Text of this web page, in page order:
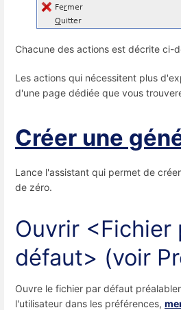
Chacune des actions est décrite ci-
Les actions qui nécessitent plus
d'une page dédiée que vous
Créer une
Lance l'assistant qui permet de
de zéro.
Ouvrir <Fichier
défaut> (voir
Ouvre le fichier par défaut
l'utilisateur dans les préférences,